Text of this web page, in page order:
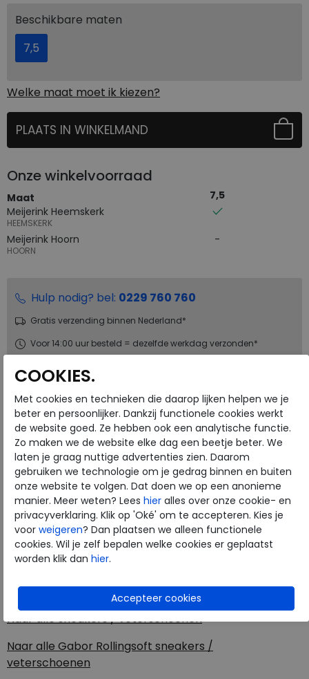
Toon alles vanGabor Rollingsoft
Naar allesneakers / veterschoenen
Naar alle Gabor Rollingsoft sneakers /
veterschoenen
Beschikbare maten
7,5
Welke maat moet ik kiezen?
PLAATS IN WINKELMAND
Onze winkelvoorraad
Maat
7,5
Meijerink Heemskerk
HEEMSKERK
Meijerink Hoorn
HOORN
Hulp nodig? bel: 0229 760 760
Gratis verzending binnen Nederland*
Voor 14:00 uur besteld = dezelfde werkdag verzonden*
Merk
Gabor Rollingsoft
Fabrikantcode
86.958-52
Bestelcode
230.19.000061
Kleur
Weiss/oasi/platino
Materiaal
Velour
Uitneembaar voetbed
ja
COOKIES.
Met cookies en technieken die daarop lijken helpen we je
beter en persoonlijker. Dankzij functionele cookies werkt
de website goed. Ze hebben ook een analytische functie.
Zo maken we de website elke dag een beetje beter. We
laten je graag nuttige advertenties zien. Daarom
gebruiken we technologie om je gedrag binnen en buiten
onze website te volgen. Dat doen we op een anonieme
manier. Meer weten? Lees hier alles over onze cookie- en
privacyverklaring. Klik op 'Oké' om te accepteren. Kies je
voor weigeren? Dan plaatsen we alleen functionele
cookies. Wil je zelf bepalen welke cookies er geplaatst
worden klik dan hier.